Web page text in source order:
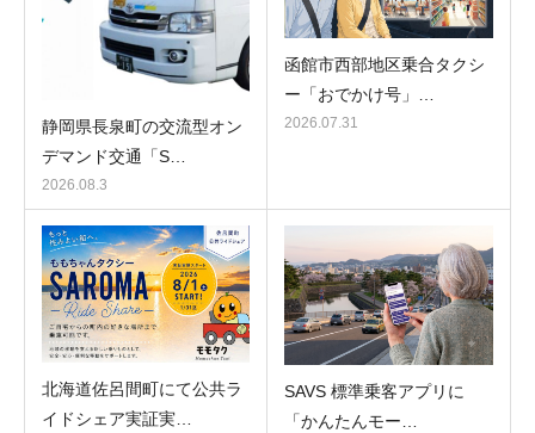
静岡県長泉町の交流型オン
デマンド交通「S…
2026.08.3
函館市西部地区乗合タクシ
ー「おでかけ号」…
2026.07.31
北海道佐呂間町にて公共ラ
イドシェア実証実…
SAVS 標準乗客アプリに
「かんたんモー…